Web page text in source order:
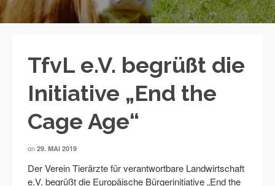
TfvL e.V. begrüßt die
Initiative „End the
Cage Age“
on 29. MAI 2019
Der Verein Tierärzte für verantwortbare Landwirtschaft
e.V. begrüßt die Europäische Bürgerinitiative „End the